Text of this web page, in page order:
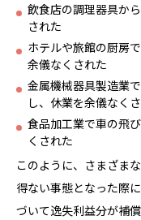
飲食店の調理器具か
された
ホテルや旅館の厨房
余儀なくされた
金属機械器具製造業
し、休業を余儀なく
食品加工業で車の飛
くされた
このように、さまざま
得ない事態となった際
づいて逸失利益分が補償